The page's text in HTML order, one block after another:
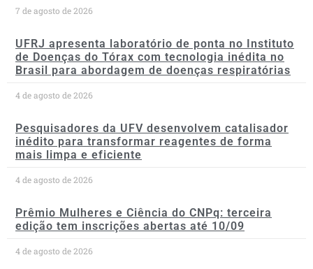
7 de agosto de 2026
UFRJ apresenta laboratório de ponta no Instituto
de Doenças do Tórax com tecnologia inédita no
Brasil para abordagem de doenças respiratórias
4 de agosto de 2026
Pesquisadores da UFV desenvolvem catalisador
inédito para transformar reagentes de forma
mais limpa e eficiente
4 de agosto de 2026
Prêmio Mulheres e Ciência do CNPq: terceira
edição tem inscrições abertas até 10/09
4 de agosto de 2026